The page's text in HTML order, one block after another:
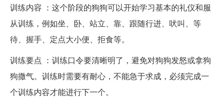
训练内容 ：这个阶段的狗狗可以开始学习基本的礼仪和服
从训练，例如坐、卧、站立、靠、跟随行进、吠叫、等
待、握手、定点大小便、拒食等。
训练要点 ：训练口令要清晰明了，避免对狗狗发怒或拿狗
狗撒气。训练时需要有耐心，不能急于求成，必须完成一
个训练内容才能进行下一个。